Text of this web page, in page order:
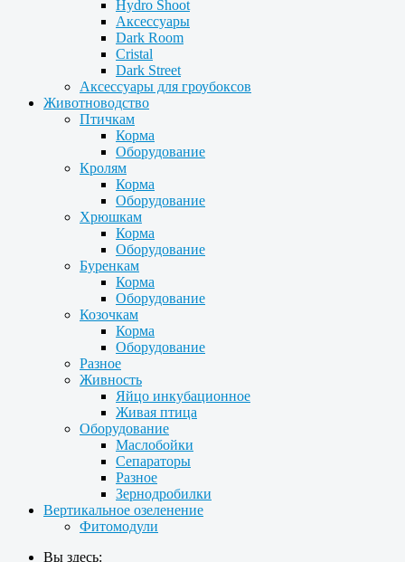
Hydro Shoot
Аксессуары
Dark Room
Cristal
Dark Street
Аксессуары для гроубоксов
Животноводство
Птичкам
Корма
Оборудование
Кролям
Корма
Оборудование
Хрюшкам
Корма
Оборудование
Буренкам
Корма
Оборудование
Козочкам
Корма
Оборудование
Разное
Живность
Яйцо инкубационное
Живая птица
Оборудование
Маслобойки
Сепараторы
Разное
Зернодробилки
Вертикальное озеленение
Фитомодули
Вы здесь: